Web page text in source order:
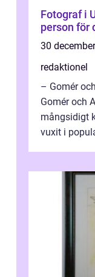
Fotograf i
person för
30
redaktionel
– Gomér
Gomér och
mångsidigt
vuxit i